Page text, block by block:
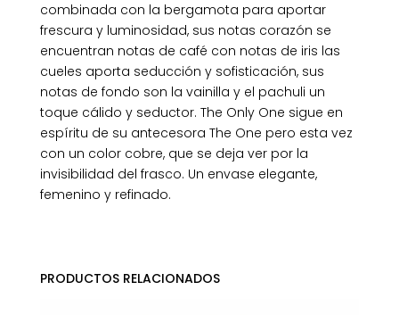
combinada con la bergamota para aportar
frescura y luminosidad, sus notas corazón se
encuentran notas de café con notas de iris las
cueles aporta seducción y sofisticación, sus
notas de fondo son la vainilla y el pachuli un
toque cálido y seductor. The Only One sigue en
espíritu de su antecesora The One pero esta vez
con un color cobre, que se deja ver por la
invisibilidad del frasco. Un envase elegante,
femenino y refinado.
PRODUCTOS RELACIONADOS